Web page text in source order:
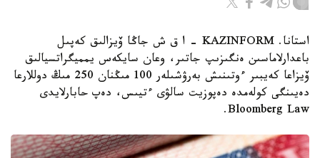
استانا. KAZINFORM – ا ق ش جاڭا ۆيزالىق كەپىل
باعدارلاماسىن ەنگىزىپ جاتىر، وعان سايكەس يمميگراتسيالىق
ۆيزاعا كەيبىر ءوتىنىش بەرۋشىلەر 100 مىڭنان 250 مىڭ دوللارعا
دەيىنگى كولەمدە دەپوزيت سالۋى ءتيىس، دەپ حابارلايدى
Bloomberg Law.